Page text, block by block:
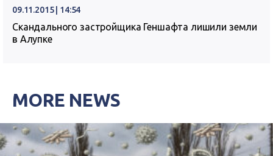
09.11.2015 | 14:54
Скандального застройщика Геншафта лишили земли
в Алупке
MORE NEWS